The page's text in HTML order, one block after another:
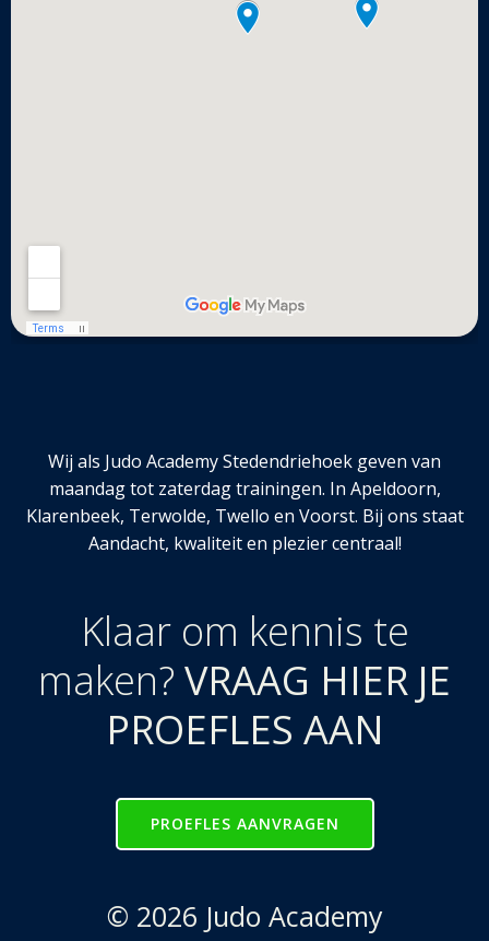
Wij als Judo Academy Stedendriehoek geven van
maandag tot zaterdag trainingen. In Apeldoorn,
Klarenbeek, Terwolde, Twello en Voorst. Bij ons staat
Aandacht, kwaliteit en plezier centraal!
Klaar om kennis te
maken? VRAAG HIER JE
PROEFLES AAN
PROEFLES AANVRAGEN
© 2026 Judo Academy